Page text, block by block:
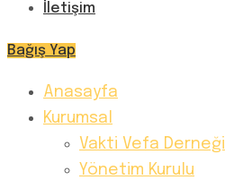
İletişim
Bağış Yap
Anasayfa
Kurumsal
Vakti Vefa Derneği
Yönetim Kurulu